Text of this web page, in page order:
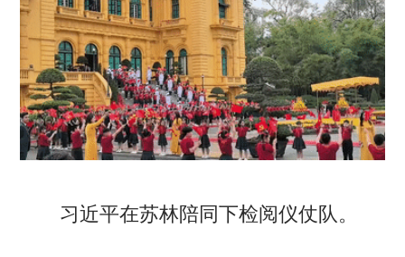
习近平在苏林陪同下检阅仪仗队。